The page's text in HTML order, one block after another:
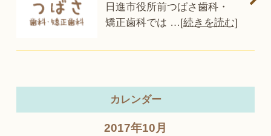
日進市役所前つばさ歯科・
矯正歯科では …[続きを読む]
カレンダー
2017年10月